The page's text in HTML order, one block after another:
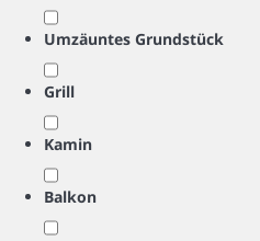
Umzäuntes Grundstück
Grill
Kamin
Balkon